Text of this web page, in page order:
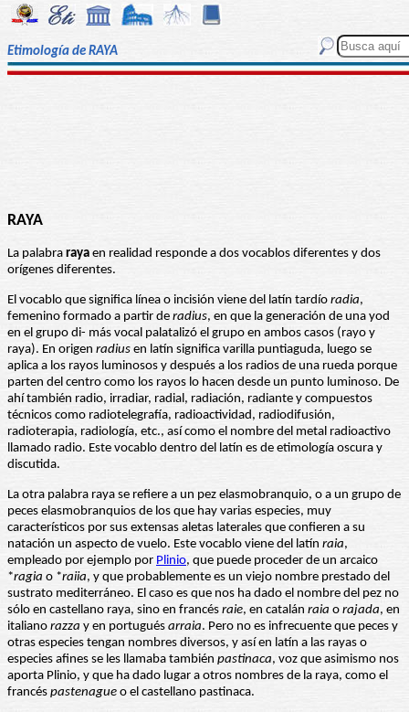
Etimología de RAYA
RAYA
La palabra raya en realidad responde a dos vocablos diferentes y dos
orígenes diferentes.
El vocablo que significa línea o incisión viene del latín tardío radia,
femenino formado a partir de radius, en que la generación de una yod
en el grupo di- más vocal palatalizó el grupo en ambos casos (rayo y
raya). En origen radius en latín significa varilla puntiaguda, luego se
aplica a los rayos luminosos y después a los radios de una rueda porque
parten del centro como los rayos lo hacen desde un punto luminoso. De
ahí también radio, irradiar, radial, radiación, radiante y compuestos
técnicos como radiotelegrafía, radioactividad, radiodifusión,
radioterapia, radiología, etc., así como el nombre del metal radioactivo
llamado radio. Este vocablo dentro del latín es de etimología oscura y
discutida.
La otra palabra raya se refiere a un pez elasmobranquio, o a un grupo de
peces elasmobranquios de los que hay varias especies, muy
característicos por sus extensas aletas laterales que confieren a su
natación un aspecto de vuelo. Este vocablo viene del latín raia,
empleado por ejemplo por Plinio, que puede proceder de un arcaico
*ragia o *raiia, y que probablemente es un viejo nombre prestado del
sustrato mediterráneo. El caso es que nos ha dado el nombre del pez no
sólo en castellano raya, sino en francés raie, en catalán raia o rajada, en
italiano razza y en portugués arraia. Pero no es infrecuente que peces y
otras especies tengan nombres diversos, y así en latín a las rayas o
especies afines se les llamaba también pastinaca, voz que asimismo nos
aporta Plinio, y que ha dado lugar a otros nombres de la raya, como el
francés pastenague o el castellano pastinaca.